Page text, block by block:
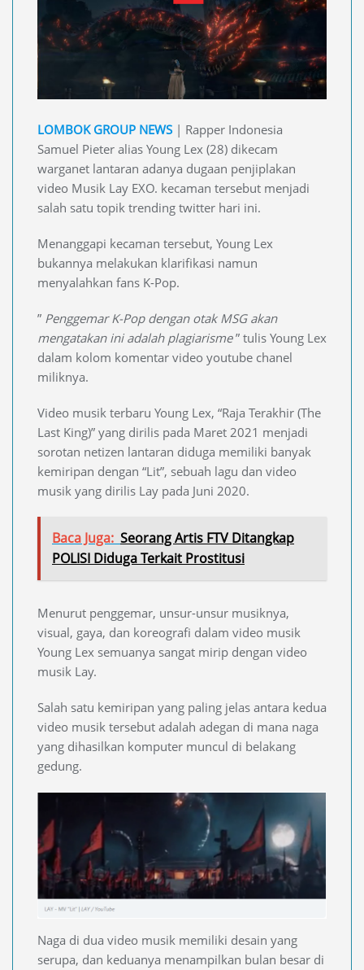
LOMBOK GROUP NEWS | Rapper Indonesia
Samuel Pieter alias Young Lex (28) dikecam
warganet lantaran adanya dugaan penjiplakan
video Musik Lay EXO. kecaman tersebut menjadi
salah satu topik trending twitter hari ini.
Menanggapi kecaman tersebut, Young Lex
bukannya melakukan klarifikasi namun
menyalahkan fans K-Pop.
” Penggemar K-Pop dengan otak MSG akan
mengatakan ini adalah plagiarisme” tulis Young Lex
dalam kolom komentar video youtube chanel
miliknya.
Video musik terbaru Young Lex, “Raja Terakhir (The
Last King)” yang dirilis pada Maret 2021 menjadi
sorotan netizen lantaran diduga memiliki banyak
kemiripan dengan “Lit”, sebuah lagu dan video
musik yang dirilis Lay pada Juni 2020.
Baca Juga: Seorang Artis FTV Ditangkap
POLISI Diduga Terkait Prostitusi
Menurut penggemar, unsur-unsur musiknya,
visual, gaya, dan koreografi dalam video musik
Young Lex semuanya sangat mirip dengan video
musik Lay.
Salah satu kemiripan yang paling jelas antara kedua
video musik tersebut adalah adegan di mana naga
yang dihasilkan komputer muncul di belakang
gedung.
Naga di dua video musik memiliki desain yang
serupa, dan keduanya menampilkan bulan besar di